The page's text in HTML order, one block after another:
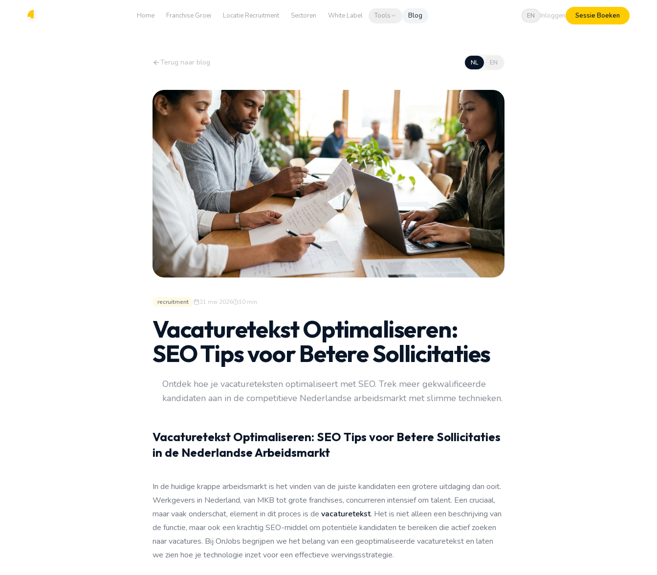
Home Franchise Groei Locatie Recruitment Sectoren White Label Tools Blog EN Inloggen Sessie Boeken
Terug naar blog NL EN
recruitment 31 mei 2026 10 min
Vacaturetekst Optimaliseren:
SEO Tips voor Betere Sollicitaties
Ontdek hoe je vacatureteksten optimaliseert met SEO. Trek meer gekwalificeerde
kandidaten aan in de competitieve Nederlandse arbeidsmarkt met slimme technieken.
Vacaturetekst Optimaliseren: SEO Tips voor Betere Sollicitaties
in de Nederlandse Arbeidsmarkt
In de huidige krappe arbeidsmarkt is het vinden van de juiste kandidaten een grotere uitdaging dan ooit.
Werkgevers in Nederland, van MKB tot grote franchises, concurreren intensief om talent. Een cruciaal,
maar vaak onderschat, element in dit proces is de vacaturetekst. Het is niet alleen een beschrijving van
de functie, maar ook een krachtig SEO-middel om potentiële kandidaten te bereiken die actief zoeken
naar vacatures. Bij OnJobs begrijpen we het belang van een geoptimaliseerde vacaturetekst en laten
we zien hoe je technologie inzet voor een effectieve wervingsstrategie.